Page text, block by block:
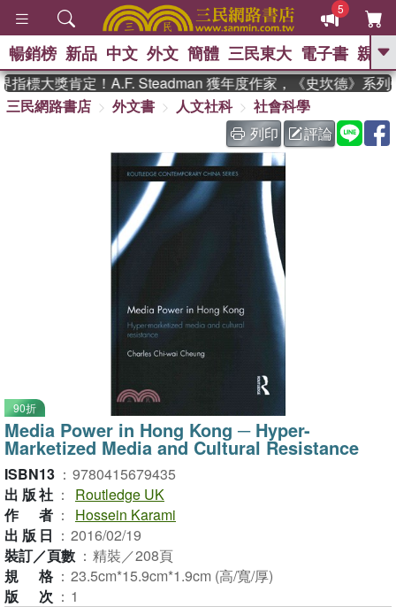
5
GO
熱搜： 東野圭吾 、 The Odyssey
、 如果歷史是一群喵 、 暑期
國際布克獎 臺灣漫遊錄 、 方
念華
、 台灣的李登輝時代
孩：黎曼猜想
、 偉大的迷走神經
暢銷榜 新品 中文 外文 簡體 三民東大 電子書 親子
標大獎肯定！A.F. Steadman 獲年度作家，《史坎德》系列
三民網路書店
外文書 人文社科
社會科學
列印
評論
90折
Media Power in Hong Kong ─ Hyper-
Marketized Media and Cultural Resistance
ISBN13 ： 9780415679435
出版社 ：
Routledge UK
作者 ：
Hossein Karami
出版日 ： 2016/02/19
裝訂／頁數 ： 精裝／208頁
規格 ： 23.5cm*15.9cm*1.9cm (高/寬/厚)
版次 ： 1